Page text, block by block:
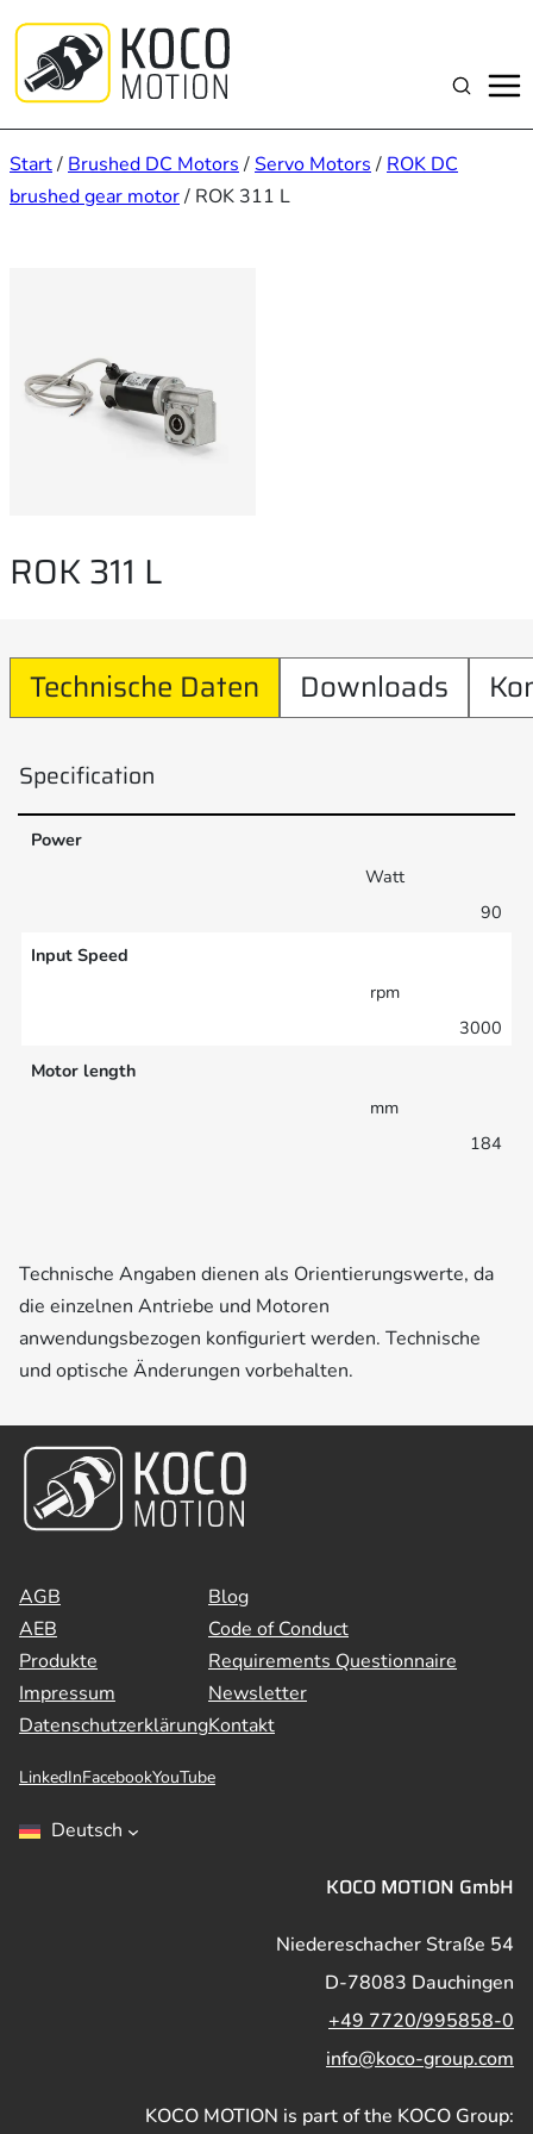
Inhalt
springen
Suchen
Start/ Brushed DC Motors /Servo Motors / ROK DC
brushed gear motor/ ROK 311 L
ROK 311 L
Technische Daten Downloads
Specification
Power
Watt
90
Input Speed
rpm
3000
Motor length
mm
184
Technische Angaben dienen als Orientierungswerte, da
die einzelnen Antriebe und Motoren
anwendungsbezogen konfiguriert werden. Technische
und optische Änderungen vorbehalten.
AGB
AEB
Produkte
Impressum
Datenschutzerklärung
Blog
Code of Conduct
Requirements Questionnaire
Newsletter
Kontakt
LinkedInFacebookYouTube
Deutsch
KOCO MOTION GmbH
Niedereschacher Straße 54
D-78083 Dauchingen
+49 7720/995858-0
info@koco-group.com
KOCO MOTION is part of the KOCO Group: